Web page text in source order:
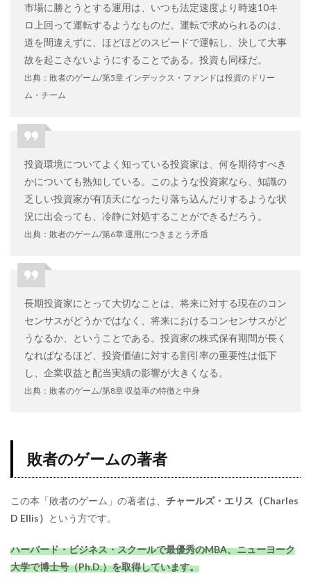
市場に勝とうとする運用は、いつも法定速度より時速10キ
ロ上回って運転するようなものだ。運転で求められるのは、
道を間違えずに、ほどほどのスピードで運転し、決して大事
故を起こさないようにすることである。投資も同様だ。
出典：敗者のゲーム/第5章 インデックス・ファンドは投資のドリー
ム・チーム
投資環境についてよく知っている投資家は、何を期待すべき
かについても熟知している。このような投資家なら、知識の
乏しい投資家が有頂天になったり落ち込んだりするような状
況に出会っても、冷静に対処することができるだろう。
出典：敗者のゲーム/第6章 運用につきまとう矛盾
長期投資家にとって大切なことは、将来に対する現在のコン
センサスがどうかではなく、将来におけるコンセンサスがど
うなるか、ということである。投資家の株式保有期間が長く
なればなるほど、投資価値に対する割引率の重要性は低下
し、企業収益と配当実績の影響が大きくなる。
出典：敗者のゲーム/第8章 収益率の特徴と中身
敗者のゲームの著者
この本「敗者のゲーム」の著者は、 チャールズ・エリス（Charles
D Ellis） という方です。
ハーバード・ビジネス・スクールで最優秀のMBA、ニューヨーク
大学で博士号（Ph.D.）を取得しています。